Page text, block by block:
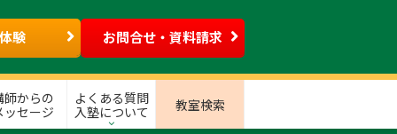
験 お問合せ・資料請求
師からの
ッセージ
よくある質問
入塾について
教室検索